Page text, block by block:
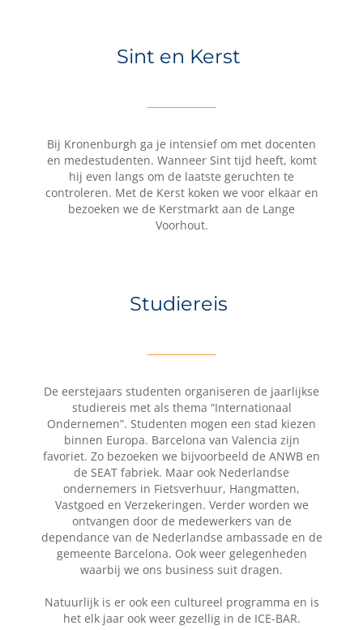
Sint en Kerst
Bij Kronenburgh ga je intensief om met docenten
en medestudenten. Wanneer Sint tijd heeft, komt
hij even langs om de laatste geruchten te
controleren. Met de Kerst koken we voor elkaar en
bezoeken we de Kerstmarkt aan de Lange
Voorhout.
Studiereis
De eerstejaars studenten organiseren de jaarlijkse
studiereis met als thema “Internationaal
Ondernemen”. Studenten mogen een stad kiezen
binnen Europa. Barcelona van Valencia zijn
favoriet. Zo bezoeken we bijvoorbeeld de ANWB en
de SEAT fabriek. Maar ook Nederlandse
ondernemers in Fietsverhuur, Hangmatten,
Vastgoed en Verzekeringen. Verder worden we
ontvangen door de medewerkers van de
dependance van de Nederlandse ambassade en de
gemeente Barcelona. Ook weer gelegenheden
waarbij we ons business suit dragen.
Natuurlijk is er ook een cultureel programma en is
het elk jaar ook weer gezellig in de ICE-BAR.